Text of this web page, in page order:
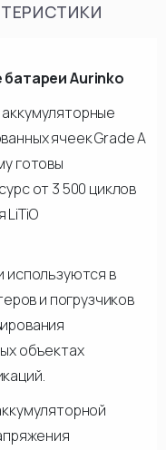
Aurinko
ячеек Grade A
готовы
от 3 500 циклов
LiTiO
используются в
и погрузчиков
объектах